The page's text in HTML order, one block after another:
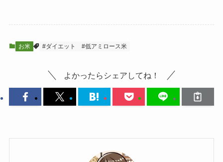
お米 #ダイエット #低アミロース米
よかったらシェアしてね！